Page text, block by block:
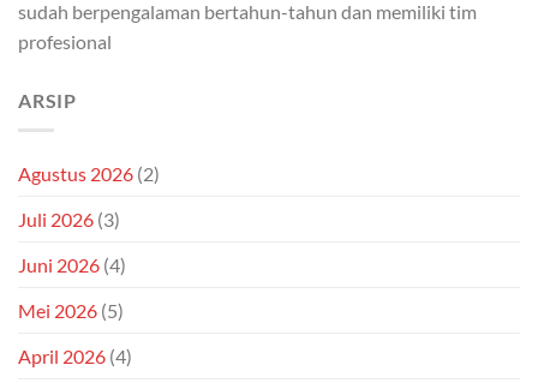
sudah berpengalaman bertahun-tahun dan memiliki tim
profesional
ARSIP
Agustus 2026 (2)
Juli 2026 (3)
Juni 2026 (4)
Mei 2026 (5)
April 2026 (4)